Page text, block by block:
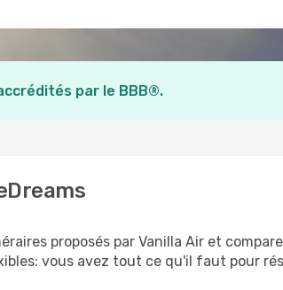
par le BBB®.
proposés par Vanilla Air et
vous avez tout ce qu'il faut pour